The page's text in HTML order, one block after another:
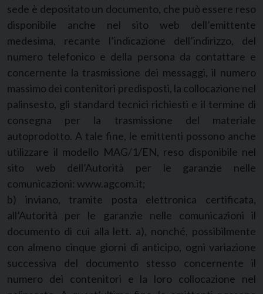
sede è depositato un documento, che può essere reso
disponibile anche nel sito web dell’emittente
medesima, recante l’indicazione dell’indirizzo, del
numero telefonico e della persona da contattare e
concernente la trasmissione dei messaggi, il numero
massimo dei contenitori predisposti, la collocazione nel
palinsesto, gli standard tecnici richiesti e il termine di
consegna per la trasmissione del materiale
autoprodotto. A tale fine, le emittenti possono anche
utilizzare il modello MAG/1/EN, reso disponibile nel
sito web dell’Autorità per le garanzie nelle
comunicazioni: www.agcom.it;
b) inviano, tramite posta elettronica certificata,
all’Autorità per le garanzie nelle comunicazioni il
documento di cui alla lett. a), nonché, possibilmente
con almeno cinque giorni di anticipo, ogni variazione
successiva del documento stesso concernente il
numero dei contenitori e la loro collocazione nel